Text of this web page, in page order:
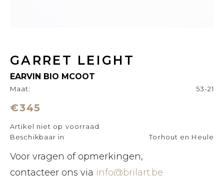
GARRET LEIGHT
EARVIN BIO MCOOT
Maat: 53-21
€345
Artikel niet op voorraad
Beschikbaar in
Torhout en Heule
Voor vragen of opmerkingen,
contacteer ons via info@brilart.be